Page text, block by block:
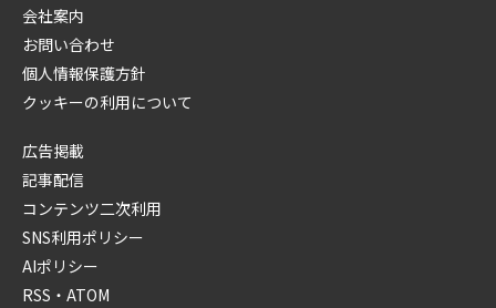
会社案内
お問い合わせ
個人情報保護方針
クッキーの利用について
広告掲載
記事配信
コンテンツ二次利用
SNS利用ポリシー
AIポリシー
RSS・ATOM